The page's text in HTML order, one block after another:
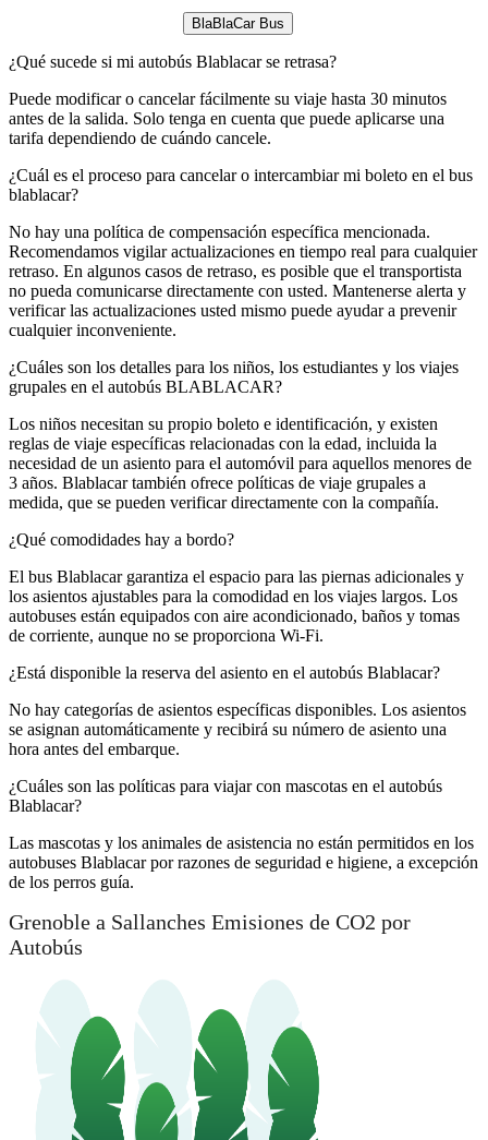
BlaBlaCar Bus
¿Qué sucede si mi autobús Blablacar se retrasa?
Puede modificar o cancelar fácilmente su viaje hasta 30 minutos
antes de la salida. Solo tenga en cuenta que puede aplicarse una
tarifa dependiendo de cuándo cancele.
¿Cuál es el proceso para cancelar o intercambiar mi boleto en el bus
blablacar?
No hay una política de compensación específica mencionada.
Recomendamos vigilar actualizaciones en tiempo real para cualquier
retraso. En algunos casos de retraso, es posible que el transportista
no pueda comunicarse directamente con usted. Mantenerse alerta y
verificar las actualizaciones usted mismo puede ayudar a prevenir
cualquier inconveniente.
¿Cuáles son los detalles para los niños, los estudiantes y los viajes
grupales en el autobús BLABLACAR?
Los niños necesitan su propio boleto e identificación, y existen
reglas de viaje específicas relacionadas con la edad, incluida la
necesidad de un asiento para el automóvil para aquellos menores de
3 años. Blablacar también ofrece políticas de viaje grupales a
medida, que se pueden verificar directamente con la compañía.
¿Qué comodidades hay a bordo?
El bus Blablacar garantiza el espacio para las piernas adicionales y
los asientos ajustables para la comodidad en los viajes largos. Los
autobuses están equipados con aire acondicionado, baños y tomas
de corriente, aunque no se proporciona Wi-Fi.
¿Está disponible la reserva del asiento en el autobús Blablacar?
No hay categorías de asientos específicas disponibles. Los asientos
se asignan automáticamente y recibirá su número de asiento una
hora antes del embarque.
¿Cuáles son las políticas para viajar con mascotas en el autobús
Blablacar?
Las mascotas y los animales de asistencia no están permitidos en los
autobuses Blablacar por razones de seguridad e higiene, a excepción
de los perros guía.
Grenoble a Sallanches Emisiones de CO2 por
Autobús